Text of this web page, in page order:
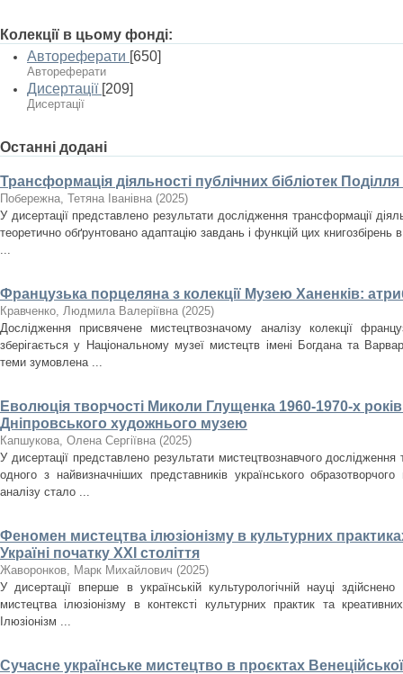
Колекції в цьому фонді:
Автореферати [650]
Автореферати
Дисертації [209]
Дисертації
Останні додані
Трансформація діяльності публічних бібліотек
Побережна, Тетяна Іванівна (2025)
У дисертації представлено результати дослідження трансформації
теоретично обґрунтовано адаптацію завдань і функцій цих книгозбірень
...
Французька порцеляна з колекції Музею Ханенків:
Кравченко, Людмила Валеріївна (2025)
Дослідження присвячене мистецтвозначому аналізу колекції
зберігається у Національному музеї мистецтв імені Богдана та
теми зумовлена ...
Еволюція творчості Миколи Глущенка 1960-1970-х
Дніпровського художнього музею
Капшукова, Олена Сергіївна (2025)
У дисертації представлено результати мистецтвознавчого
одного з найвизначніших представників українського
аналізу стало ...
Феномен мистецтва ілюзіонізму в культурних
Україні початку ХХІ століття
Жаворонков, Марк Михайлович (2025)
У дисертації вперше в українській культурологічній науці
мистецтва ілюзіонізму в контексті культурних практик та
Ілюзіонізм ...
Сучасне українське мистецтво в проєктах